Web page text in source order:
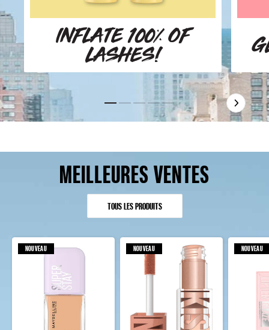
INFLATE 100% OF
LASHES!
Slide 3Slide 4
Slide 5
MEILLEURES VENTES
TOUS LES PRODUITS
NOUVEAU NOUVEAU NOUVEAU